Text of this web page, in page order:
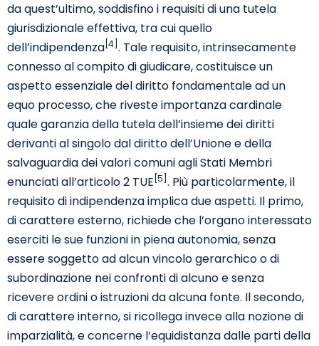
da quest’ultimo, soddisfino i requisiti di una tutela
giurisdizionale effettiva, tra cui quello
dell’indipendenza [4] . Tale requisito, intrinsecamente
connesso al compito di giudicare, costituisce un
aspetto essenziale del diritto fondamentale ad un
equo processo, che riveste importanza cardinale
quale garanzia della tutela dell’insieme dei diritti
derivanti al singolo dal diritto dell’Unione e della
salvaguardia dei valori comuni agli Stati Membri
enunciati all’articolo 2 TUE [5] . Più particolarmente, il
requisito di indipendenza implica due aspetti. Il primo,
di carattere esterno, richiede che l’organo interessato
eserciti le sue funzioni in piena autonomia, senza
essere soggetto ad alcun vincolo gerarchico o di
subordinazione nei confronti di alcuno e senza
ricevere ordini o istruzioni da alcuna fonte. Il secondo,
di carattere interno, si ricollega invece alla nozione di
imparzialità, e concerne l’equidistanza dalle parti della